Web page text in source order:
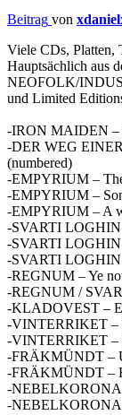
Beitrag von
Viele CDs, Platten,
Hauptsächlich aus
NEOFOLK/
und Limited
-IRON MAIDEN –
-DER WEG
(numbered)
-EMPYRIUM –
-EMPYRIUM –
-EMPYRIUM – A
-SVARTI LOGHIN
-SVARTI LOGHIN
-SVARTI LOGHIN
-REGNUM – Ye
-REGNUM /
-KLADOVEST –
-VINTERRIKET –
-VINTERRIKET –
-FRÄKMÜNDT –
-FRÄKMÜNDT –
-NEBELKORONA
-